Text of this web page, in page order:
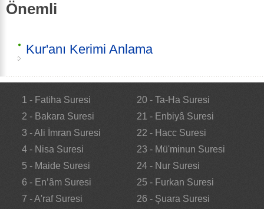
Önemli
Kur'anı Kerimi Anlama
1 - Fatiha Suresi
2 - Bakara Suresi
3 - Ali İmran Suresi
4 - Nisa Suresi
5 - Maide Suresi
6 - En’âm Suresi
7 - A'raf Suresi
20 - Ta-Ha Suresi
21 - Enbiyâ Suresi
22 - Hacc Suresi
23 - Mü'minun Suresi
24 - Nur Suresi
25 - Furkan Suresi
26 - Şuara Suresi